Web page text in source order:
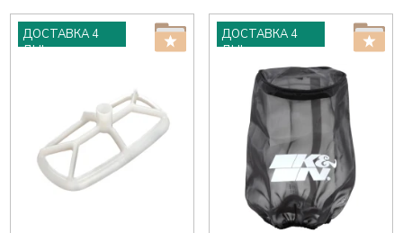
ДОСТАВКА 4
ДНІ
ДОСТАВКА 4
ДНІ